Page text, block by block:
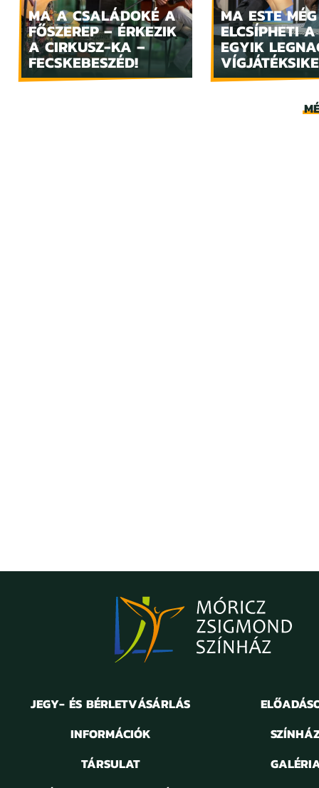
MA A CSALÁDOKÉ A
FŐSZEREP – ÉRKEZIK
A CIRKUSZ-KA –
FECSKEBESZÉD!
MA ESTE MÉG
ELCSÍPHETI
EGYIK
JEGY- ÉS BÉRLETVÁSÁRLÁS
INFORMÁCIÓK
TÁRSULAT